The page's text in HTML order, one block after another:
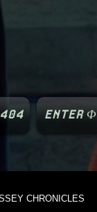
404 ENTER Φ
CHRONICLES